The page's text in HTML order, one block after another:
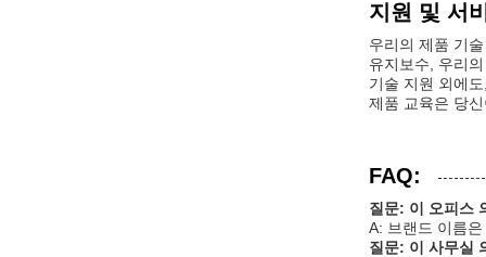
지원 및 서
우리의 제품 기
유지보수, 우리
기술 지원 외에
제품 교육은 당
FAQ:
질문: 이 오피스
A: 브랜드 이름
질문: 이 사무실